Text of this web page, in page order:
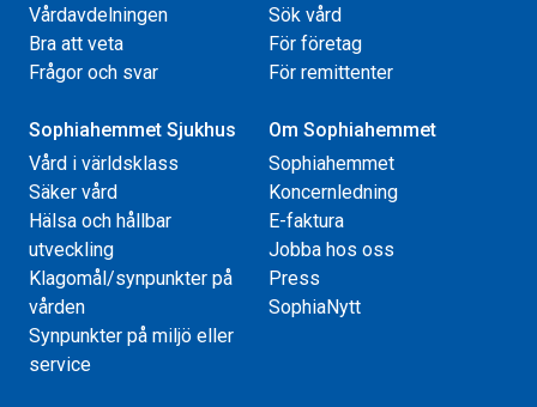
Vårdavdelningen
Bra att veta
Frågor och svar
Sök vård
För företag
För remittenter
Sophiahemmet Sjukhus
Vård i världsklass
Säker vård
Hälsa och hållbar
utveckling
Klagomål/synpunkter på
vården
Synpunkter på miljö eller
service
Om Sophiahemmet
Sophiahemmet
Koncernledning
E-faktura
Jobba hos oss
Press
SophiaNytt